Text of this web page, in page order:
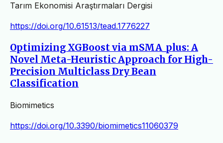
Tarım Ekonomisi Araştırmaları Dergisi
https://doi.org/10.61513/tead.1776227
Optimizing XGBoost via mSMA_plus: A
Novel Meta-Heuristic Approach for High-
Precision Multiclass Dry Bean
Classification
Biomimetics
https://doi.org/10.3390/biomimetics11060379